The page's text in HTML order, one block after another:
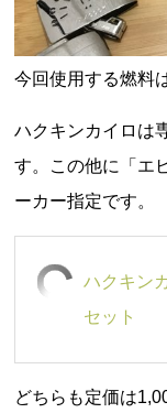
今回使用する燃料
ハクキンカイロは
す。この他に「エ
ーカー指定です。
ハクキン
セット
どちらも定価は